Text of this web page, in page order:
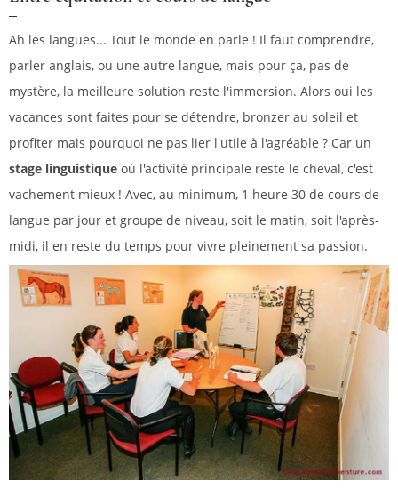
Ah les langues... Tout le monde en parle ! Il faut comprendre,
parler anglais, ou une autre langue, mais pour ça, pas de
mystère, la meilleure solution reste l'immersion. Alors oui les
vacances sont faites pour se détendre, bronzer au soleil et
profiter mais pourquoi ne pas lier l'utile à l'agréable ? Car un
stage linguistique où l'activité principale reste le cheval, c'est
vachement mieux ! Avec, au minimum, 1 heure 30 de cours de
langue par jour et groupe de niveau, soit le matin, soit l'après-
midi, il en reste du temps pour vivre pleinement sa passion.